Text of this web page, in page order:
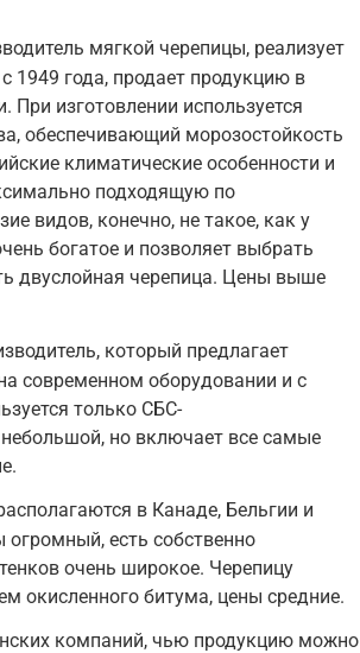
мягкой черепицы, реализует
1949 года, продает продукцию в
изготовлении используется
обеспечивающий морозостойкость
климатические особенности и
подходящую по
видов, конечно, не такое, как у
богатое и позволяет выбрать
двуслойная черепица. Цены выше
который предлагает
современном оборудовании и с
только СБС-
но включает все самые
в Канаде, Бельгии и
есть собственно
очень широкое. Черепицу
окисленного битума, цены средние.
компаний, чью продукцию можно